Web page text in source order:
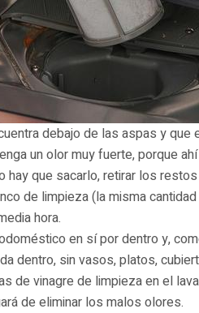
debajo de las aspas y que
un olor muy fuerte, porque
hay que sacarlo, retirar los
de limpieza (la misma
hora.
en sí por dentro y,
dentro, sin vasos, platos,
de vinagre de limpieza en el
de eliminar los malos olores.